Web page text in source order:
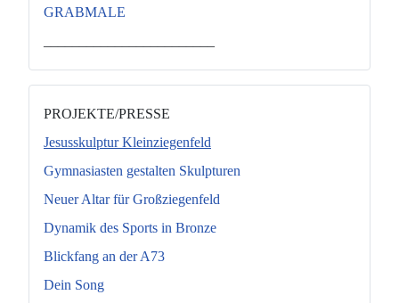
GRABMALE
PROJEKTE/PRESSE
Jesusskulptur Kleinziegenfeld
Gymnasiasten gestalten Skulpturen
Neuer Altar für Großziegenfeld
Dynamik des Sports in Bronze
Blickfang an der A73
Dein Song